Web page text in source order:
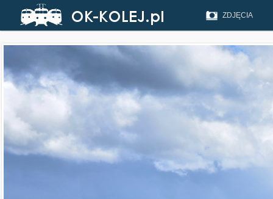
ZDJĘCIA